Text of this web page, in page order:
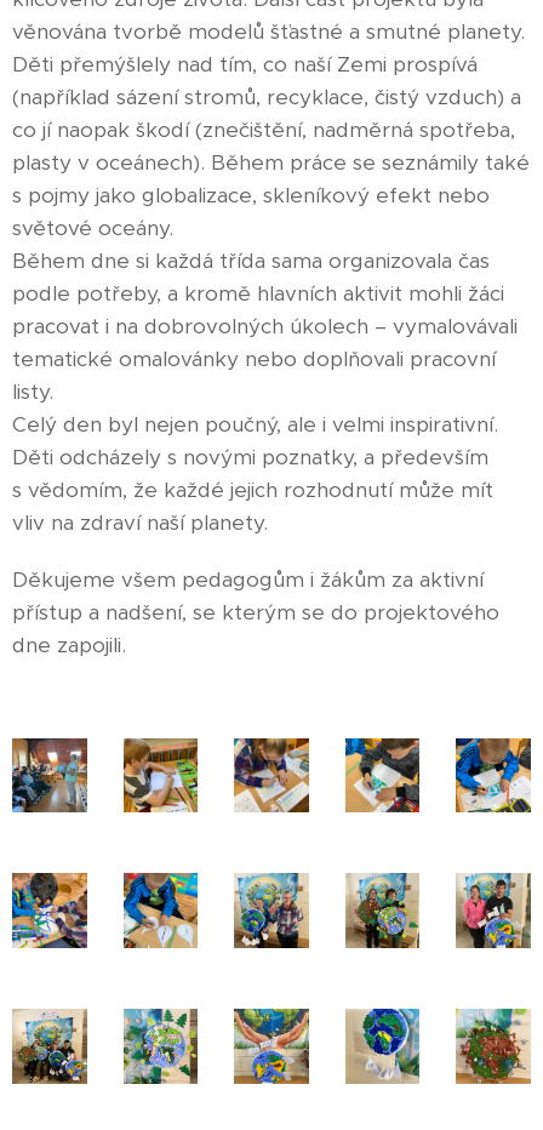
věnována tvorbě modelů šťastné a smutné planety.
Děti přemýšlely nad tím, co naší Zemi prospívá
(například sázení stromů, recyklace, čistý vzduch) a
co jí naopak škodí (znečištění, nadměrná spotřeba,
plasty v oceánech). Během práce se seznámily také
s pojmy jako globalizace, skleníkový efekt nebo
světové oceány.
Během dne si každá třída sama organizovala čas
podle potřeby, a kromě hlavních aktivit mohli žáci
pracovat i na dobrovolných úkolech – vymalovávali
tematické omalovánky nebo doplňovali pracovní
listy.
Celý den byl nejen poučný, ale i velmi inspirativní.
Děti odcházely s novými poznatky, a především
s vědomím, že každé jejich rozhodnutí může mít
vliv na zdraví naší planety.
Děkujeme všem pedagogům i žákům za aktivní
přístup a nadšení, se kterým se do projektového
dne zapojili.